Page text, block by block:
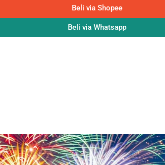
Beli via Shopee
Beli via Whatsapp